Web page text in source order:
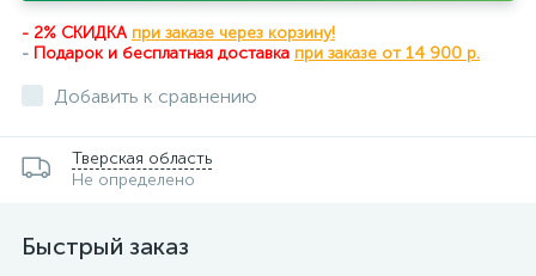
- 2% СКИДКА при заказе через корзину!
- Подарок и бесплатная доставка при заказе от 14 900 р.
Добавить к сравнению
Тверская область
Не определено
Быстрый заказ